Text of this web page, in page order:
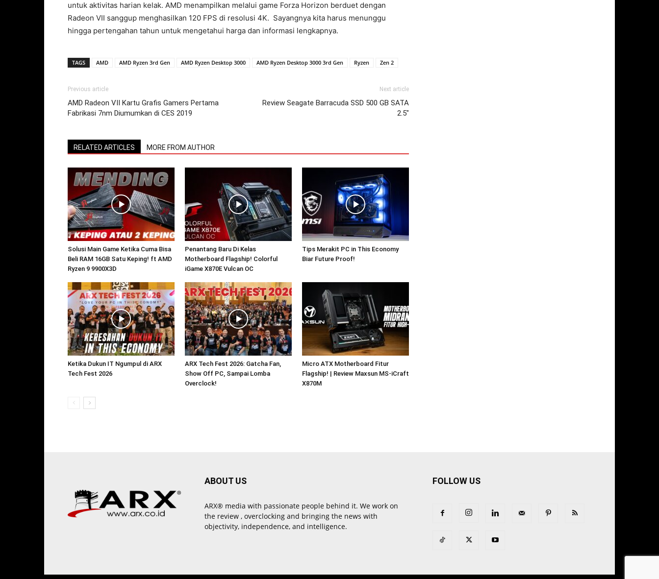
untuk aktivitas harian kelak. AMD menampilkan melalui game Forza Horizon berduet dengan
Radeon VII sanggup menghasilkan 120 FPS di resolusi 4K. Sayangnya kita harus menunggu
hingga pertengahan tahun untuk mengetahui harga dan informasi lengkapnya.
TAGS AMD AMD Ryzen 3rd Gen AMD Ryzen Desktop 3000 AMD Ryzen Desktop 3000 3rd Gen Ryzen Zen 2
Previous article
AMD Radeon VII Kartu Grafis Gamers Pertama
Fabrikasi 7nm Diumumkan di CES 2019
Next article
Review Seagate Barracuda SSD 500 GB SATA
2.5″
RELATED ARTICLES MORE FROM AUTHOR
Solusi Main Game Ketika Cuma Bisa
Beli RAM 16GB Satu Keping! ft AMD
Ryzen 9 9900X3D
Penantang Baru Di Kelas
Motherboard Flagship! Colorful
iGame X870E Vulcan OC
Tips Merakit PC in This Economy
Biar Future Proof!
Ketika Dukun IT Ngumpul di ARX
Tech Fest 2026
ARX Tech Fest 2026: Gatcha Fan,
Show Off PC, Sampai Lomba
Overclock!
Micro ATX Motherboard Fitur
Flagship! | Review Maxsun MS-iCraft
X870M
ABOUT US
ARX® media with passionate people behind it. We work on
the review , overclocking and bringing the news with
objectivity, independence, and intelligence.
FOLLOW US